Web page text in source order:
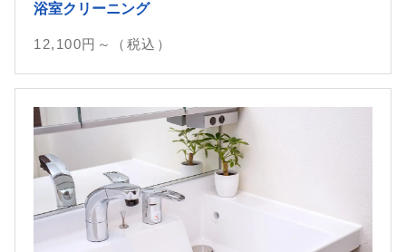
浴室クリーニング
12,100円～（税込）